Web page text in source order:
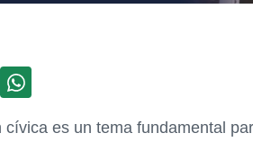
cívica es un tema fundamental